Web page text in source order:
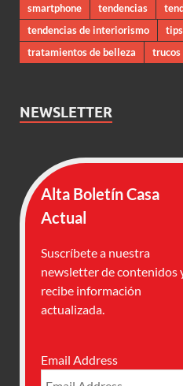
smartphone
tendencias
tendencias de interiorismo
tratamientos de belleza
trucos
NEWSLETTER
Alta Boletín Casa
Actual
Suscríbete a nuestra
newsletter de contenidos
recibe información
actualizada.
Email Address